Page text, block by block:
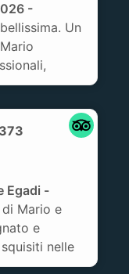
Un
pranzo e
compagnia
e ad
Egadi
Mario e
e
nelle
e Levanzo.